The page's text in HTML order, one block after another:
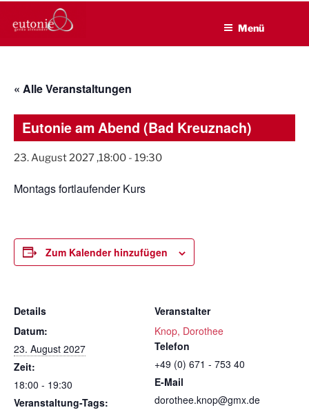
Inhalt
EUTONIE.DE
Lebensbalance durch körperliche Selbsterfahrung
Menü
« Alle Veranstaltungen
Eutonie am Abend (Bad Kreuznach)
23. August 2027 ,18:00 - 19:30
Montags fortlaufender Kurs
Zum Kalender hinzufügen
Details
Datum:
23. August 2027
Zeit:
18:00 - 19:30
Veranstaltung-Tags:
Veranstalter
Knop, Dorothee
Telefon
+49 (0) 671 - 753 40
E-Mail
dorothee.knop@gmx.de